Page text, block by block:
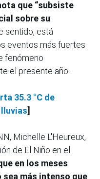
que “subsiste
sobre su
sentido, está
eventos más fuertes
fenómeno
el presente año.
35.3 °C de
]
Michelle L'Heureux,
de El Niño en el
en los meses
más intenso que